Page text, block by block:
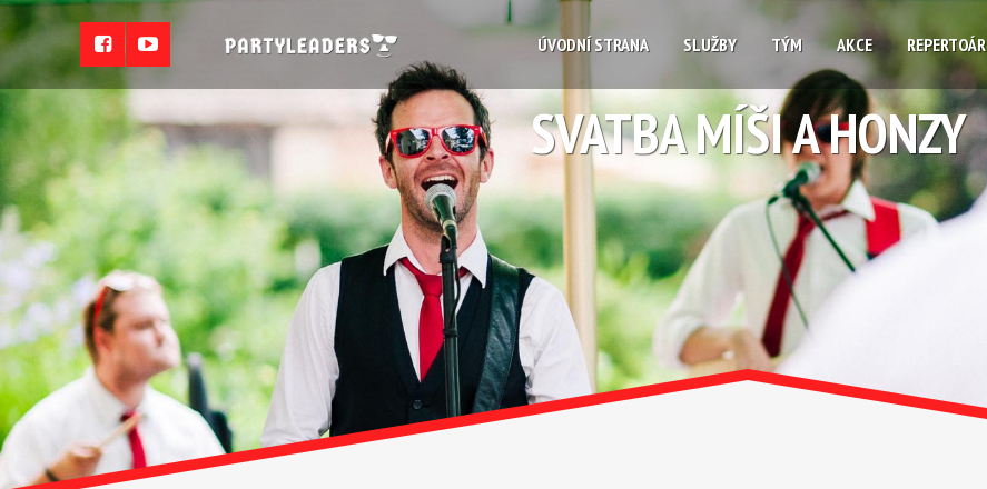
ÚVODNÍ STRANA SLUŽBY TÝM AKCE REPERTOÁR
SVATBA MÍŠI A HONZY